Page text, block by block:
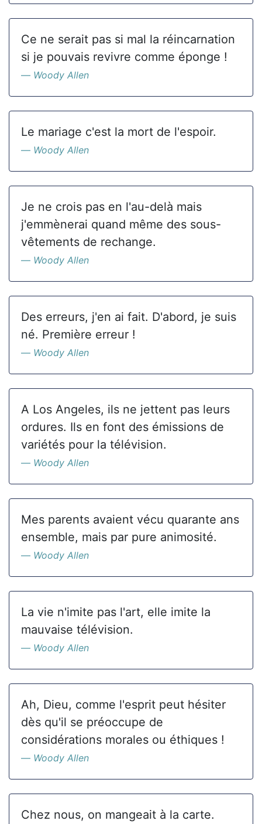
Ce ne serait pas si mal la réincarnation
si je pouvais revivre comme éponge !
Woody Allen
Le mariage c'est la mort de l'espoir.
Woody Allen
Je ne crois pas en l'au-delà mais
j'emmènerai quand même des sous-
vêtements de rechange.
Woody Allen
Des erreurs, j'en ai fait. D'abord, je suis
né. Première erreur !
Woody Allen
A Los Angeles, ils ne jettent pas leurs
ordures. Ils en font des émissions de
variétés pour la télévision.
Woody Allen
Mes parents avaient vécu quarante ans
ensemble, mais par pure animosité.
Woody Allen
La vie n'imite pas l'art, elle imite la
mauvaise télévision.
Woody Allen
Ah, Dieu, comme l'esprit peut hésiter
dès qu'il se préoccupe de
considérations morales ou éthiques !
Woody Allen
Chez nous, on mangeait à la carte.